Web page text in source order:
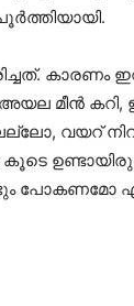
കാരണം
മീൻ കറി,
വയറ്